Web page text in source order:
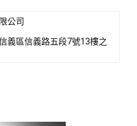
公司
義區信義路五段7號13樓之